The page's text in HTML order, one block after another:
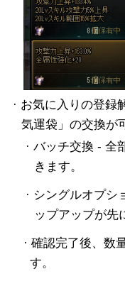
· お気に入りの登録
気運袋」の交換が
· バッチ交換 - 全
きます。
· シングルオプシ
ップアップが先
· 確認完了後、数
す。